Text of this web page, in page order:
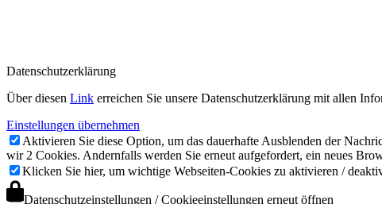
Datenschutzerklärung
Über diesen Link erreichen Sie unsere Datenschutzerklärung mit allen
Einstellungen übernehmen
Aktivieren Sie diese Option, um das dauerhafte Ausblenden der
wir 2 Cookies. Andernfalls werden Sie erneut aufgefordert, ein neues
Klicken Sie hier, um wichtige Webseiten-Cookies zu aktivieren /
Datenschutzeinstellungen / Cookieeinstellungen erneut öffnen